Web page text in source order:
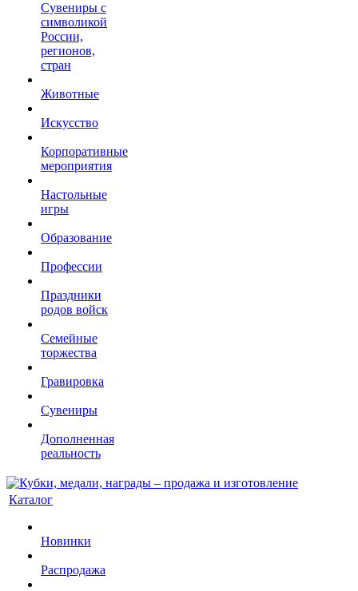
Сувениры с
символикой
России,
регионов,
стран
Животные
Искусство
Корпоративные
мероприятия
Настольные
игры
Образование
Профессии
Праздники
родов войск
Семейные
торжества
Гравировка
Сувениры
Дополненная
реальность
Каталог
Новинки
Распродажа